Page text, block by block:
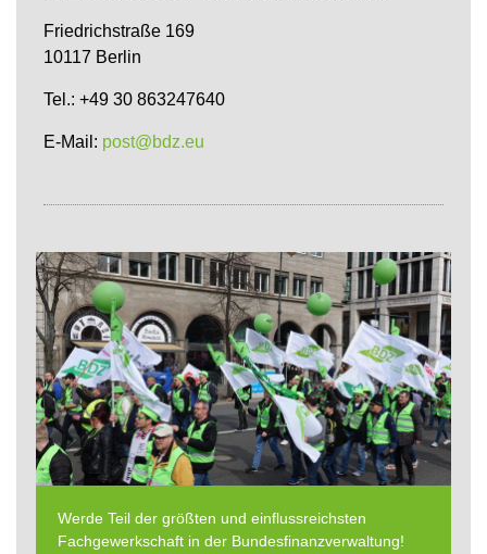
Friedrichstraße 169
10117 Berlin
Tel.: +49 30 863247640
E-Mail: post@bdz.eu
Werde Teil der größten und einflussreichsten
Fachgewerkschaft in der Bundesfinanzverwaltung!